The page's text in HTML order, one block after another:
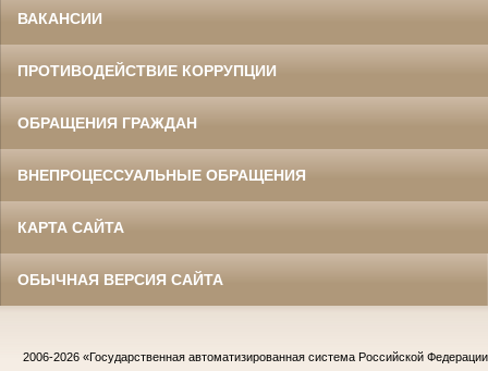
ВАКАНСИИ
ПРОТИВОДЕЙСТВИЕ КОРРУПЦИИ
ОБРАЩЕНИЯ ГРАЖДАН
ВНЕПРОЦЕССУАЛЬНЫЕ ОБРАЩЕНИЯ
КАРТА САЙТА
ОБЫЧНАЯ ВЕРСИЯ САЙТА
2006-2026 «Государственная автоматизированная система Российской